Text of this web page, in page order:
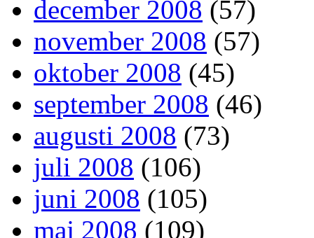
december 2008 (57)
november 2008 (57)
oktober 2008 (45)
september 2008 (46)
augusti 2008 (73)
juli 2008 (106)
juni 2008 (105)
maj 2008 (109)